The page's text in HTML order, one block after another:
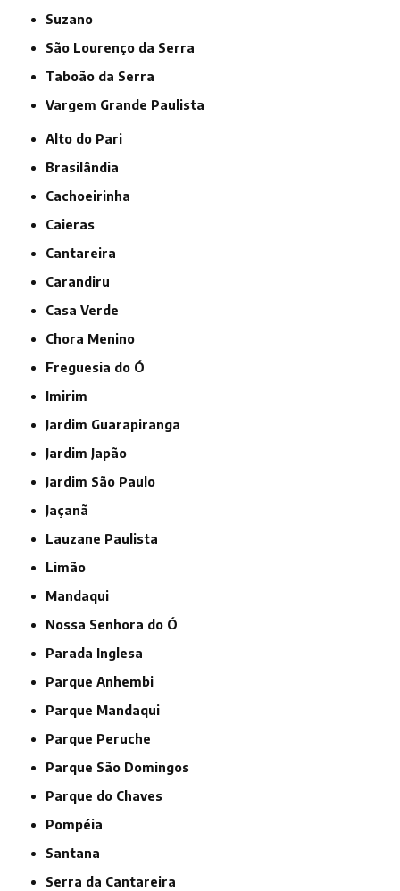
Suzano
São Lourenço da Serra
Taboão da Serra
Vargem Grande Paulista
Alto do Pari
Brasilândia
Cachoeirinha
Caieras
Cantareira
Carandiru
Casa Verde
Chora Menino
Freguesia do Ó
Imirim
Jardim Guarapiranga
Jardim Japão
Jardim São Paulo
Jaçanã
Lauzane Paulista
Limão
Mandaqui
Nossa Senhora do Ó
Parada Inglesa
Parque Anhembi
Parque Mandaqui
Parque Peruche
Parque São Domingos
Parque do Chaves
Pompéia
Santana
Serra da Cantareira